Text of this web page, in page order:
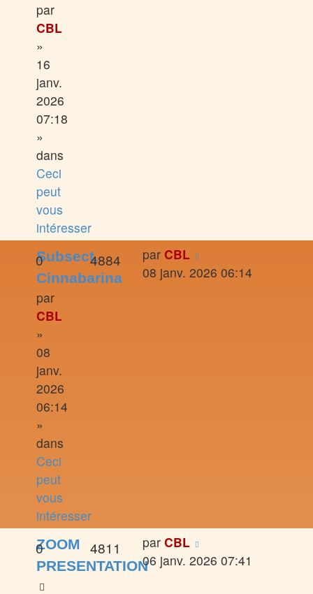
par
CBL
»
16
janv.
2026
07:18
»
dans
Ceci
peut
vous
intéresser
Subsect.
Cinnabarina
par
CBL
»
08
janv.
2026
06:14
»
dans
Ceci
peut
vous
intéresser
0 4884 par CBL
08 janv. 2026 06:14
ZOOM
PRESENTATION
0 4811 par CBL
06 janv. 2026 07:41